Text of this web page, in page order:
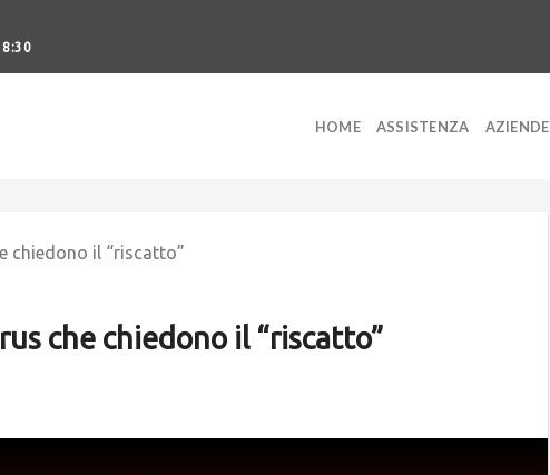
HOME ASSISTENZA AZIENDE
chiedono il “riscatto”
che chiedono il “riscatto”